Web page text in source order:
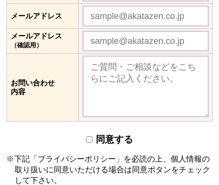
メールアドレス
メールアドレス
（確認用）
お問い合わせ
内容
同意する
下記「プライバシーポリシー」を必読の上、個人情報の
取り扱いに同意いただける場合は同意ボタンをチェック
して下さい。